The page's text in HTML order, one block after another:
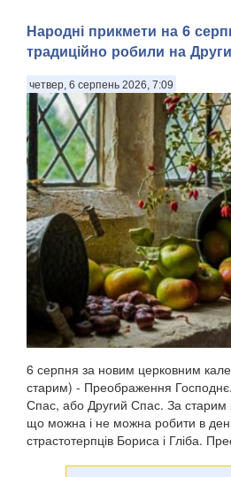
Народні прикмети на 6
традиційно робили на
четвер, 6 серпень 2026, 7:09
6 серпня за новим церковним
старим) - Преображення
Спас, або Другий Спас. За
що можна і не можна робити в
страстотерпців Бориса і Гліба.